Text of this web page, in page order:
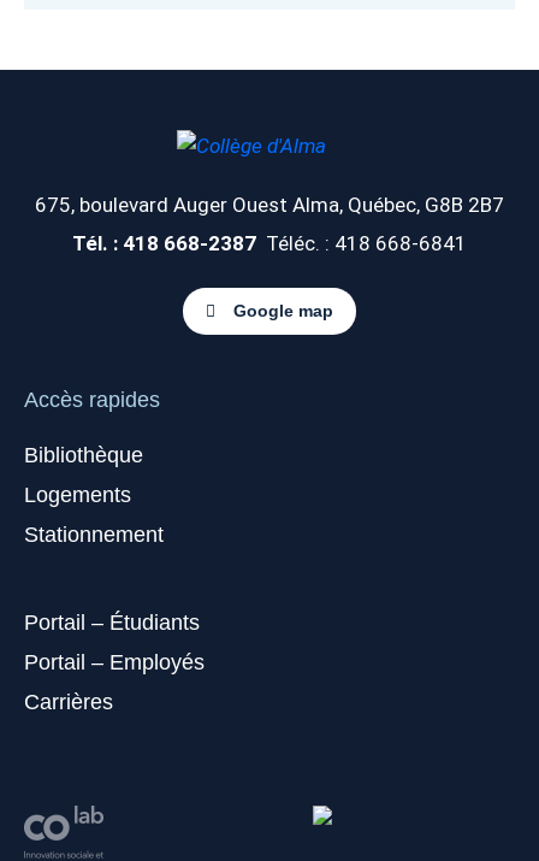
675, boulevard Auger Ouest Alma, Québec, G8B 2B7
Tél. : 418 668-2387 Téléc. : 418 668-6841
Google map
Accès rapides
Bibliothèque
Logements
Stationnement
Portail – Étudiants
Portail – Employés
Carrières